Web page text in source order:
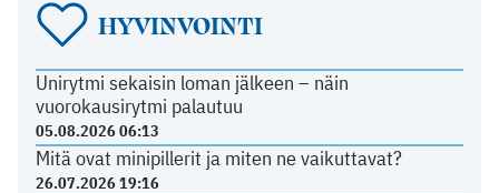
HYVINVOINTI
Unirytmi sekaisin loman jälkeen – näin
vuorokausirytmi palautuu
05.08.2026 06:13
Mitä ovat minipillerit ja miten ne vaikuttavat?
26.07.2026 19:16